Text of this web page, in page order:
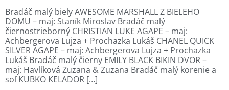
Bradáč malý biely AWESOME MARSHALL Z BIELEHO
DOMU – maj: Staník Miroslav Bradáč malý
čiernostrieborný CHRISTIAN LUKE AGAPE – maj:
Achbergerova Lujza + Prochazka Lukáš CHANEL QUICK
SILVER AGAPE – maj: Achbergerova Lujza + Prochazka
Lukáš Bradáč malý čierny EMILY BLACK BIKIN DVOR –
maj: Havlíková Zuzana & Zuzana Bradáč malý korenie a
soľ KUBKO KELADOR […]